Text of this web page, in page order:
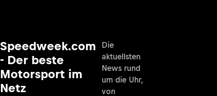
Speedweek.com
- Der beste
Motorsport im
Netz
Die
aktuellsten
News rund
um die Uhr,
von